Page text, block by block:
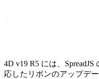
4D v19 R5 には、
応したリボンのアップデ